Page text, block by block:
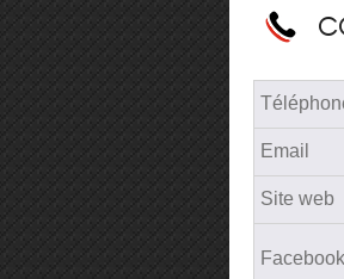
Email
Site web
Facebook